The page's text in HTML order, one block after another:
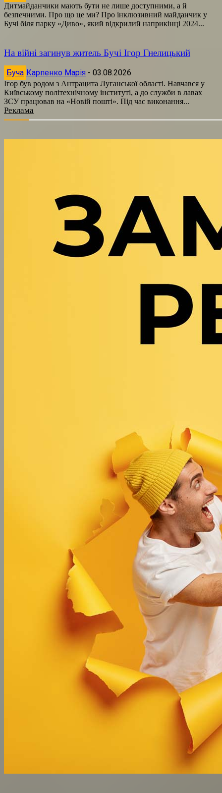
Дитмайданчики мають бути не лише доступними, а й
безпечними. Про що це ми? Про інклюзивний майданчик у
Бучі біля парку «Диво», який відкрилий наприкінці 2024...
На війні загинув житель Бучі Ігор Гнелицький
Буча Карпенко Марія - 03.08.2026
Ігор був родом з Антрацита Луганської області. Навчався у
Київському політехнічному інституті, а до служби в лавах
ЗСУ працював на «Новій пошті». Під час виконання...
Реклама